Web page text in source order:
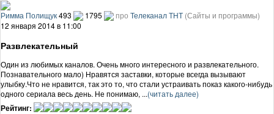
Римма Полищук493 1795 про Телеканал ТНТ (Сайты и программы)
12 января 2014 в 11:00
Развлекательный
Один из любимых каналов. Очень много интересного и развлекательного.
Познавательного мало) Нравятся заставки, которые всегда вызывают
улыбку.Что не нравится, так это то, что стали устраивать показ какого-нибудь
одного сериала весь день. Не понимаю, ...(читать далее)
Рейтинг: